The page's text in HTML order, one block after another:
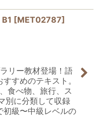
[MET02787]
リー教材登場！語
すめのテキスト。
食べ物、旅行、ス
別に分類して収録
初級〜中級レベルの